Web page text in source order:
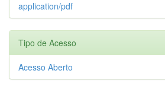
application/pdf
Tipo de Acesso
Acesso Aberto